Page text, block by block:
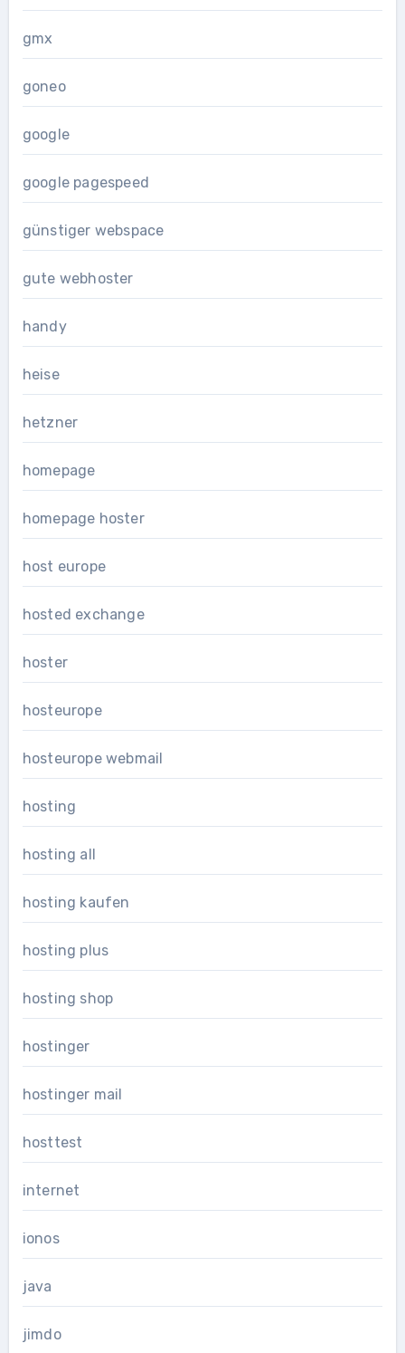
gmx
goneo
google
google pagespeed
günstiger webspace
gute webhoster
handy
heise
hetzner
homepage
homepage hoster
host europe
hosted exchange
hoster
hosteurope
hosteurope webmail
hosting
hosting all
hosting kaufen
hosting plus
hosting shop
hostinger
hostinger mail
hosttest
internet
ionos
java
jimdo